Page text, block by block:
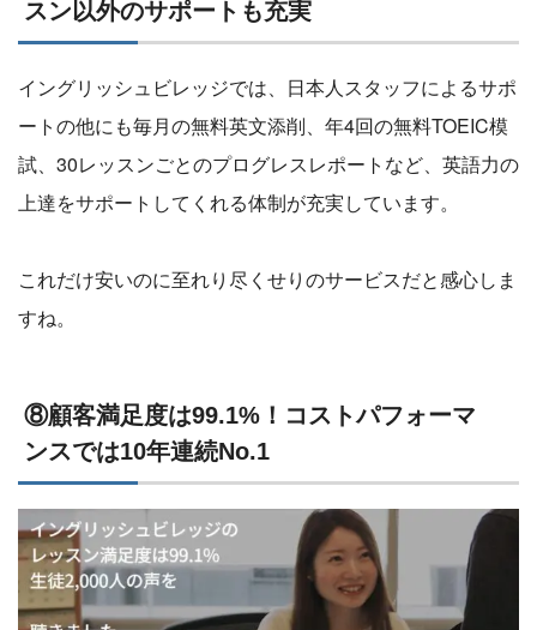
スン以外のサポートも充実
イングリッシュビレッジでは、日本人スタッフによるサポ
ートの他にも毎月の無料英文添削、年4回の無料TOEIC模
試、30レッスンごとのプログレスレポートなど、英語力の
上達をサポートしてくれる体制が充実しています。
これだけ安いのに至れり尽くせりのサービスだと感心しま
すね。
⑧顧客満足度は99.1%！コストパフォーマ
ンスでは10年連続No.1